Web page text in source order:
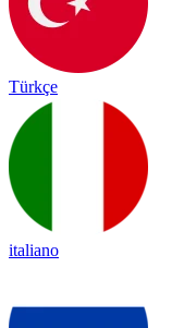
Türkçe
italiano